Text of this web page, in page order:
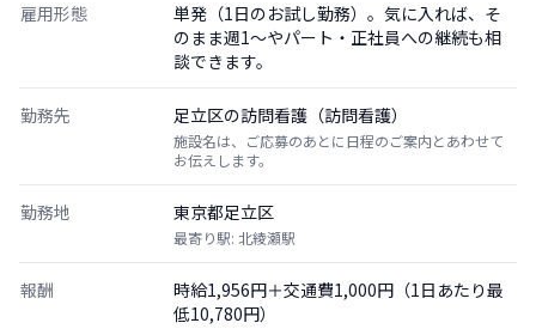
雇用形態
単発（1日のお試し勤務）。気に入れば、そ
のまま週1〜やパート・正社員への継続も相
談できます。
勤務先 足立区の訪問看護（訪問看護）
施設名は、ご応募のあとに日程のご案内とあわせて
お伝えします。
勤務地 東京都足立区
最寄り駅: 北綾瀬駅
報酬
時給1,956円＋交通費1,000円（1日あたり最
低10,780円）